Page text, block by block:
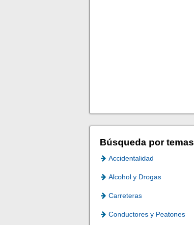
Búsqueda por temas
Accidentalidad
Alcohol y Drogas
Carreteras
Conductores y Peatones